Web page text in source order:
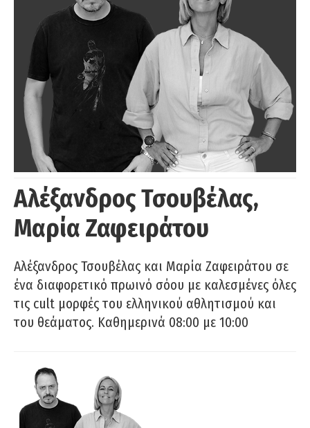
Αλέξανδρος Τσουβέλας,
Μαρία Ζαφειράτου
Αλέξανδρος Τσουβέλας και Μαρία Ζαφειράτου σε
ένα διαφορετικό πρωινό σόου με καλεσμένες όλες
τις cult μορφές του ελληνικού αθλητισμού και
του θεάματος. Καθημερινά 08:00 με 10:00